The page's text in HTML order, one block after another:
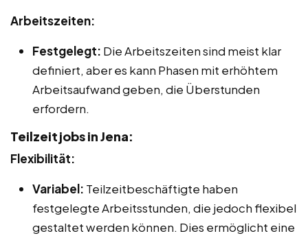
Arbeitszeiten:
Festgelegt: Die Arbeitszeiten sind meist klar
definiert, aber es kann Phasen mit erhöhtem
Arbeitsaufwand geben, die Überstunden
erfordern.
Teilzeitjobs in Jena:
Flexibilität:
Variabel: Teilzeitbeschäftigte haben
festgelegte Arbeitsstunden, die jedoch flexibel
gestaltet werden können. Dies ermöglicht eine